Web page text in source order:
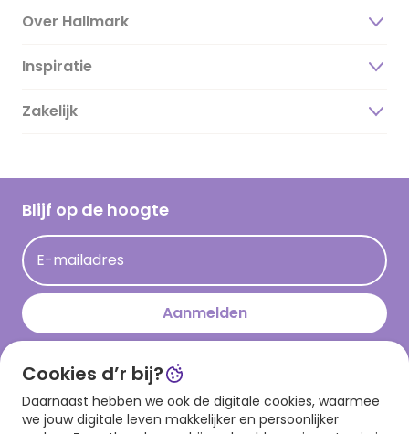
Over Hallmark
Over ons
Duurzaamheid
Hallmark Kaartclub
Acties
Persberichten
Hallmark en Kinderpostzegels
Inspiratie
Magazine
Cadeau inspiratie
Kaartinspiratie
Zakelijk
Blijf op de hoogte
E-mailadres
Aanmelden
Download onze app
Cookies d’r bij?
Daarnaast hebben we ook de digitale cookies, waarmee
we jouw digitale leven makkelijker en persoonlijker